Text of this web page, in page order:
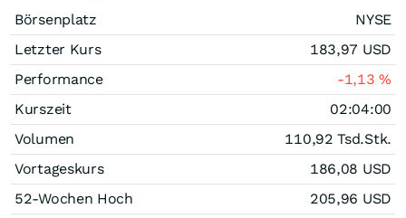
Börsenplatz
NYSE
Letzter Kurs
183,97 USD
Performance
-1,13%
Kurszeit
02:04:00
Volumen
110,92 Tsd.Stk.
Vortageskurs
186,08 USD
52-Wochen Hoch
205,96 USD